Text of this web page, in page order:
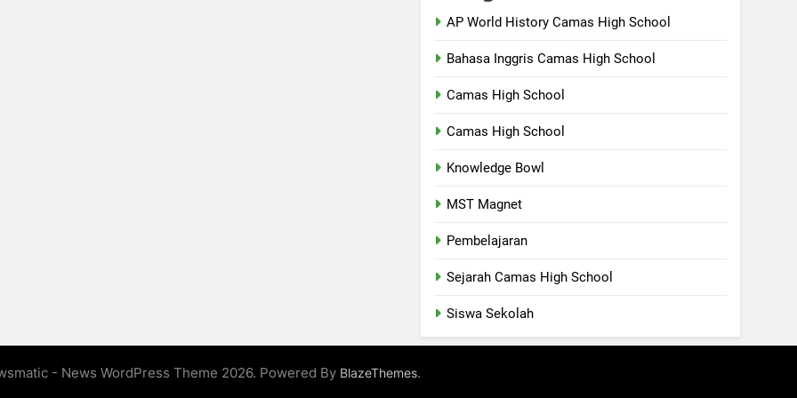
AP World History Camas High School
Bahasa Inggris Camas High School
Camas High School
Camas High School
Knowledge Bowl
MST Magnet
Pembelajaran
Sejarah Camas High School
Siswa Sekolah
- News WordPress Theme 2026. Powered By BlazeThemes.